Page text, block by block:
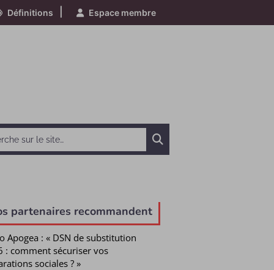
Définitions Espace membre
partenaires recommandent
Apogea : « DSN de substitution
: comment sécuriser vos
sociales ? »